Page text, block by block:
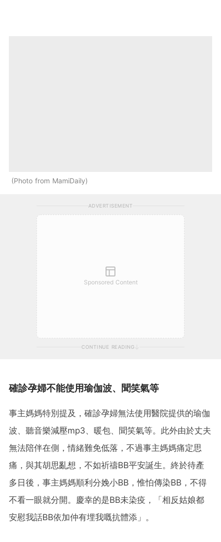
Photo from MamiDaily
ADVERTISEMENT
Sponsored Content
CONTINUE READING
確診孕婦不能使用瑜伽波、聞笑氣等
事主媽媽特別提及，確診孕婦無法使用醫院提供的瑜伽
波、聽音樂減壓mp3、暖包、聞笑氣等。此外由於丈夫
無法陪伴在側，情緒難免低落，不過事主媽媽痛定思
痛，與其胡思亂想，不如祈禱BB平安誕生。終於待產
多日後，事主媽媽順利分娩小BB，惟怕傳染BB，不得
不看一眼就分開。慶幸的是BB未染疫，「相反姑娘都
安慰我話BB依加仲有埋我嘅抗體添」。